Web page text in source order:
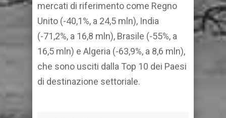
mercati di riferimento come Regno
Unito (-40,1%, a 24,5 mln), India
(-71,2%, a 16,8 mln), Brasile (-55%, a
16,5 mln) e Algeria (-63,9%, a 8,6 mln),
che sono usciti dalla Top 10 dei Paesi
di destinazione settoriale.